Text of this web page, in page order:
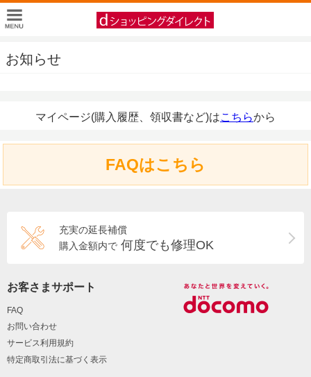
お知らせ
マイページ(購入履歴、領収書など)はこちらから
FAQはこちら
充実の延長補償
購入金額内で 何度でも修理OK
お客さまサポート
FAQ
お問い合わせ
サービス利用規約
特定商取引法に基づく表示